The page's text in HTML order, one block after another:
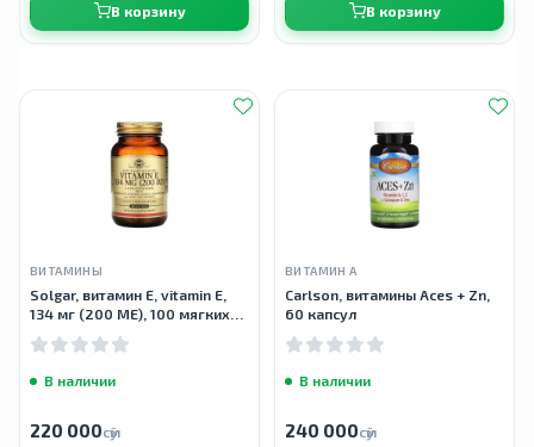
В корзину В корзину
ВИТАМИНЫ
Solgar, витамин Е, vitamin E,
134 мг (200 МЕ), 100 мягких
В наличии
220 000сӯм
ВИТАМИН А
Carlson, витамины Aces + Zn,
60 капсул
В наличии
240 000сӯм